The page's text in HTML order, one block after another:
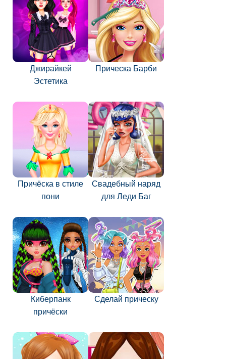
Джирайкей
Эстетика
Прическа Барби
Причёска в стиле
пони
Свадебный наряд
для Леди Баг
Киберпанк
причёски
Сделай прическу